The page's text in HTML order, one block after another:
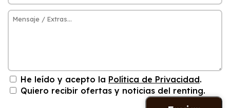
He leído y acepto la Política de Privacidad.
Quiero recibir ofertas y noticias del renting.